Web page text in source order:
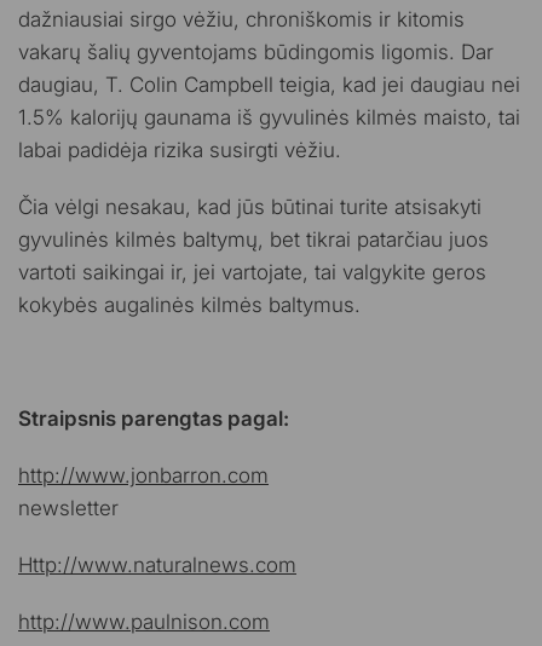
dažniausiai sirgo vėžiu, chroniškomis ir kitomis
vakarų šalių gyventojams būdingomis ligomis. Dar
daugiau, T. Colin Campbell teigia, kad jei daugiau nei
1.5% kalorijų gaunama iš gyvulinės kilmės maisto, tai
labai padidėja rizika susirgti vėžiu.
Čia vėlgi nesakau, kad jūs būtinai turite atsisakyti
gyvulinės kilmės baltymų, bet tikrai patarčiau juos
vartoti saikingai ir, jei vartojate, tai valgykite geros
kokybės augalinės kilmės baltymus.
Straipsnis parengtas pagal:
http://www.jonbarron.com
newsletter
Http://www.naturalnews.com
http://www.paulnison.com